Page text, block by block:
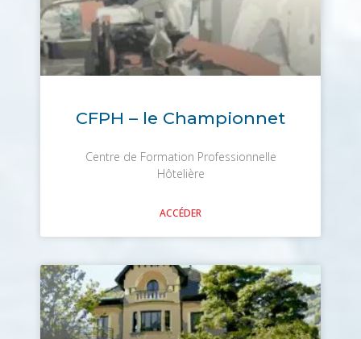
CFPH – le Championnet
Centre de Formation Professionnelle
Hôtelière
ACCÉDER